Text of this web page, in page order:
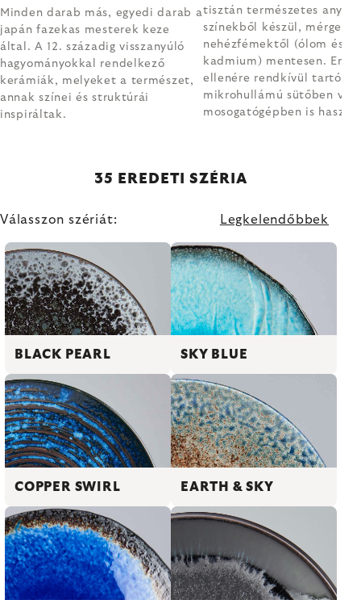
Minden darab más, egyedi darab a
japán fazekas mesterek keze
által. A 12. századig visszanyúló
hagyományokkal rendelkező
kerámiák, melyeket a természet,
annak színei és struktúrái
inspiráltak.
tisztán természetes
színekből készül, mérgező
nehézfémektől (ólom és
kadmium) mentesen.
ellenére rendkívül
mikrohullámú sütőben
mosogatógépben is
35 EREDETI SZÉRIA
Válasszon szériát: Legkelendőbbek
BLACK PEARL SKY BLUE
COPPER SWIRL EARTH & SKY